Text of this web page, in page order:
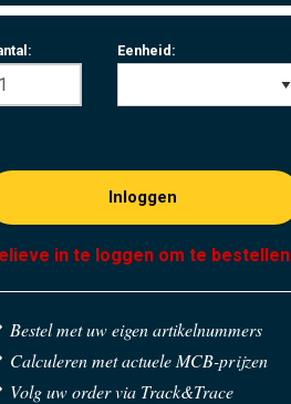
Eenheid:
Inloggen
in te loggen om te bestellen
Bestel met uw eigen artikelnummers
Calculeren met actuele MCB-prijzen
Volg uw order via Track&Trace